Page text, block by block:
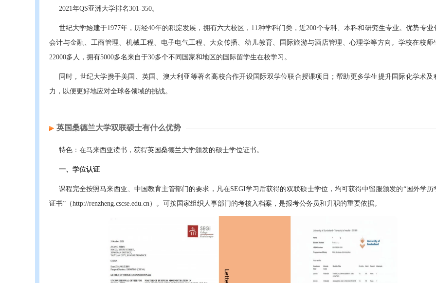
2021年QS亚洲大学排名301-350。
世纪大学始建于1977年，历经40年的积淀发展，拥有六大校区，11种学科门类，近200个专科、本科和研究生专业。优势专业
会计与金融、工商管理、机械工程、电子电气工程、大众传播、幼儿教育、国际旅游与酒店管理、心理学等方向。学校在校师
22000多人，拥有5000多名来自于30多个不同国家和地区的国际留学生在校学习。
同时，世纪大学携手美国、英国、澳大利亚等著名高校合作开设国际双学位联合授课项目；帮助更多学生提升国际化学术及
力，以便更好地应对全球各领域的挑战。
英国桑德兰大学双联硕士有什么优势
特色：在马来西亚读书，获得英国桑德兰大学颁发的硕士学位证书。
一、学位认证
课程完全按照马来西亚、中国教育主管部门的要求，凡在SEGI学习后获得的双联硕士学位，均可获得中留服颁发的“国外学历
证书”（http://renzheng.cscse.edu.cn）。可按国家组织人事部门的考核入档案，是报考公务员和升职的重要依据。